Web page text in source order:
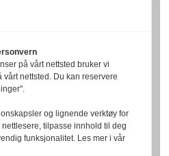
på vårt nettsted bruker vi
nettsted. Du kan reservere
og lignende verktøy for
tilpasse innhold til deg
funksjonalitet. Les mer i vår